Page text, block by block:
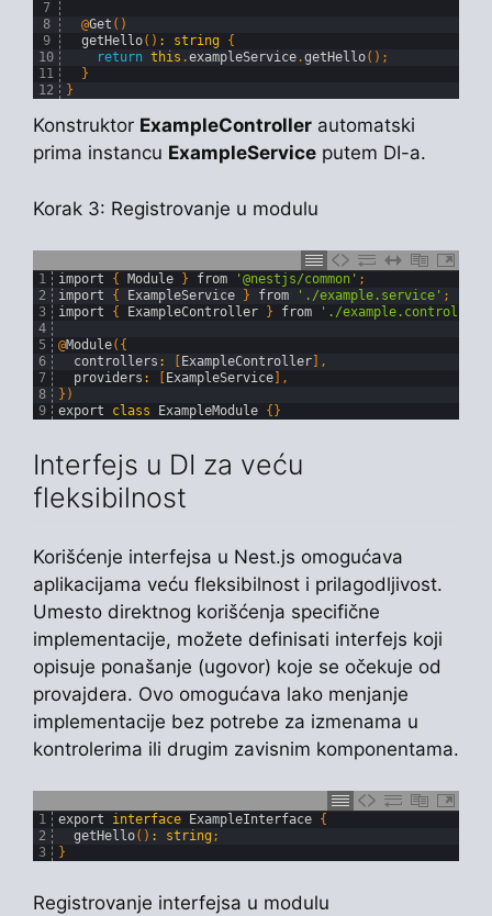
7
8
9
10
11
12
@Get ( )
getHello( ) : string {
return this .exampleService.getHello( ) ;
}
}
Konstruktor ExampleController automatski
prima instancu ExampleService putem DI-a.
Korak 3: Registrovanje u modulu
1
2
3
4
5
6
7
8
9
import { Module } from '@nestjs/common' ;
import
{ ExampleService } from './example.service' ;
import
{ ExampleController } from './example.controller'
@Module( {
controllers : ExampleController
,
providers : ExampleService
,
} )
export
class ExampleModule { }
Interfejs u DI za veću
fleksibilnost
Korišćenje interfejsa u Nest.js omogućava
aplikacijama veću fleksibilnost i prilagodljivost.
Umesto direktnog korišćenja specifične
implementacije, možete definisati interfejs koji
opisuje ponašanje (ugovor) koje se očekuje od
provajdera. Ovo omogućava lako menjanje
implementacije bez potrebe za izmenama u
kontrolerima ili drugim zavisnim komponentama.
1
2
3
export interface ExampleInterface {
getHello( ) : string ;
}
Registrovanje interfejsa u modulu